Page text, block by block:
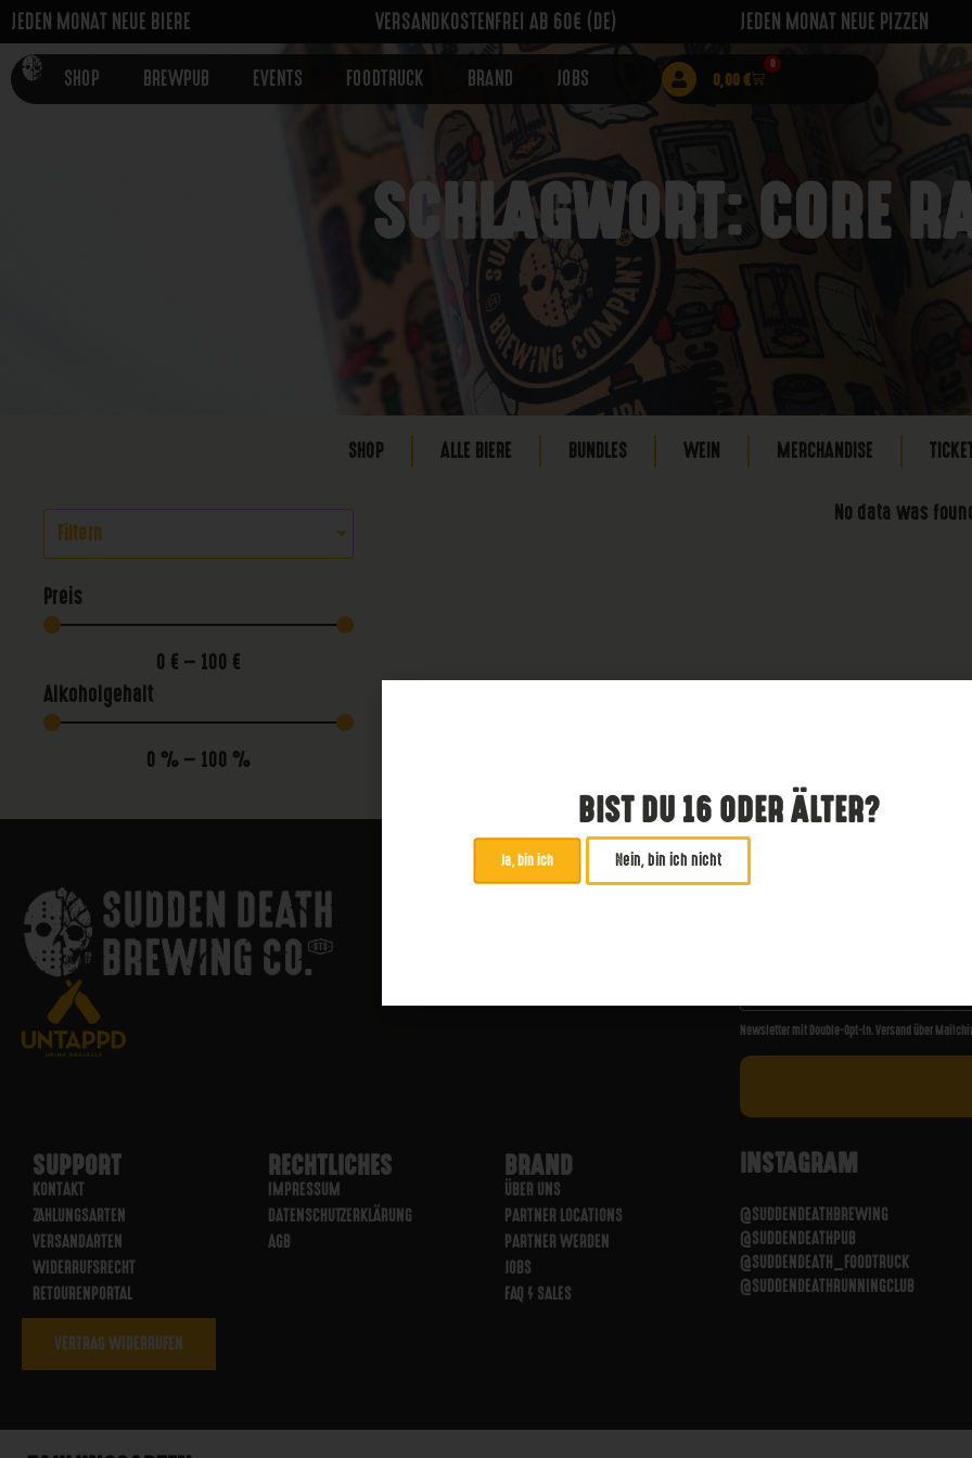
JEDEN MONAT NEUE BIERE VERSANDKOSTENFREI AB 60€ (DE) JEDEN MONAT NEUE PIZZEN
SHOP BREWPUB EVENTS FOODTRUCK BRAND JOBS 0,00€
0
SCHLAGWORT: CORE
SHOP ALLE BIERE BUNDLES WEIN MERCHANDISE
Filtern
Preis
0 € — 100 €
Alkoholgehalt
0 % — 100 %
No data was found
ABONNIERE UNSEREN
Newsletter mit Double-Opt-In. Versand über
SUPPORT
KONTAKT
ZAHLUNGSARTEN
VERSANDARTEN
WIDERRUFSRECHT
RETOURENPORTAL
RECHTLICHES
IMPRESSUM
DATENSCHUTZERKLÄRUNG
AGB
BRAND
ÜBER UNS
PARTNER LOCATIONS
PARTNER WERDEN
JOBS
FAQ / SALES
INSTAGRAM
@SUDDENDEATHBREWING
@SUDDENDEATHPUB
@SUDDENDEATH_FOODTRUCK
@SUDDENDEATHRUNNINGCLUB
VERTRAG WIDERRUFEN
BIST DU 16 ODER ÄLTER?
Ja, bin ich Nein, bin ich nicht